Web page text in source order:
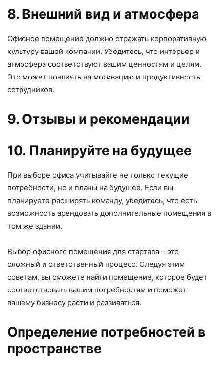
8. Внешний вид и атмосфера
Офисное помещение должно отражать корпоративную
культуру вашей компании. Убедитесь, что интерьер и
атмосфера соответствуют вашим ценностям и целям.
Это может повлиять на мотивацию и продуктивность
сотрудников.
9. Отзывы и рекомендации
10. Планируйте на будущее
При выборе офиса учитывайте не только текущие
потребности, но и планы на будущее. Если вы
планируете расширять команду, убедитесь, что есть
возможность арендовать дополнительные помещения в
том же здании.
Выбор офисного помещения для стартапа – это
сложный и ответственный процесс. Следуя этим
советам, вы сможете найти помещение, которое будет
соответствовать вашим потребностям и поможет
вашему бизнесу расти и развиваться.
Определение потребностей в
пространстве